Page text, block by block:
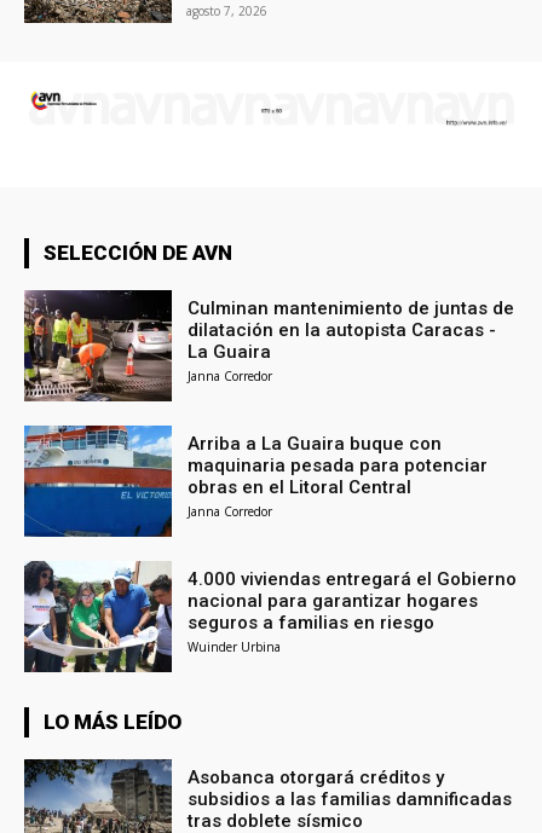
agosto 7, 2026
SELECCIÓN DE AVN
Culminan mantenimiento de juntas de
dilatación en la autopista Caracas -
La Guaira
Janna Corredor
Arriba a La Guaira buque con
maquinaria pesada para potenciar
obras en el Litoral Central
Janna Corredor
4.000 viviendas entregará el Gobierno
nacional para garantizar hogares
seguros a familias en riesgo
Wuinder Urbina
LO MÁS LEÍDO
Asobanca otorgará créditos y
subsidios a las familias damnificadas
tras doblete sísmico